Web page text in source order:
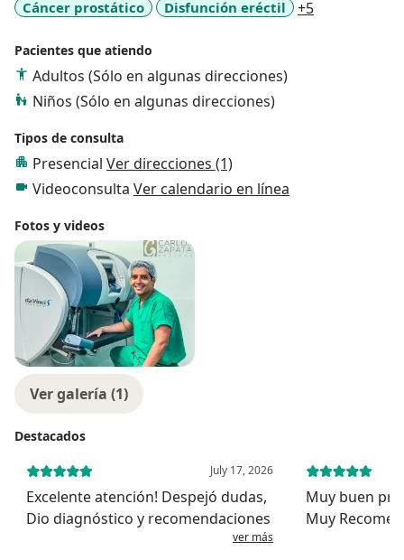
Cáncer prostático
Disfunción eréctil +5
Pacientes que atiendo
Adultos (Sólo en algunas direcciones)
Niños (Sólo en algunas direcciones)
Tipos de consulta
Presencial Ver direcciones (1)
Videoconsulta Ver calendario en línea
Fotos y videos
Ver galería (1)
Destacados
July 17, 2026
Excelente atención! Despejó dudas,
Dio diagnóstico y recomendaciones
ver más
Muy buen
Muy